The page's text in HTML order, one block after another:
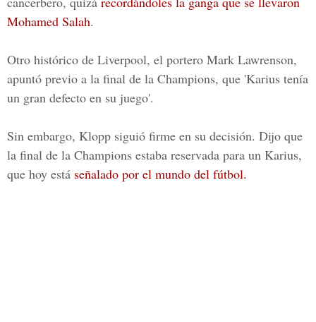
Mohamed Salah.
Otro histórico de Liverpool, el portero Mark Lawrenson,
apuntó previo a la final de la Champions, que 'Karius tenía
un gran defecto en su juego'.
Sin embargo, Klopp siguió firme en su decisión. Dijo que
la final de la Champions estaba reservada para un Karius,
que hoy está señalado por el mundo del fútbol.